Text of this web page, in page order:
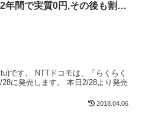
年間で実質0円,その後も割引
です。 NTTドコモは、「らくらく
に発売します。 本日2/28より発売
2018.04.06